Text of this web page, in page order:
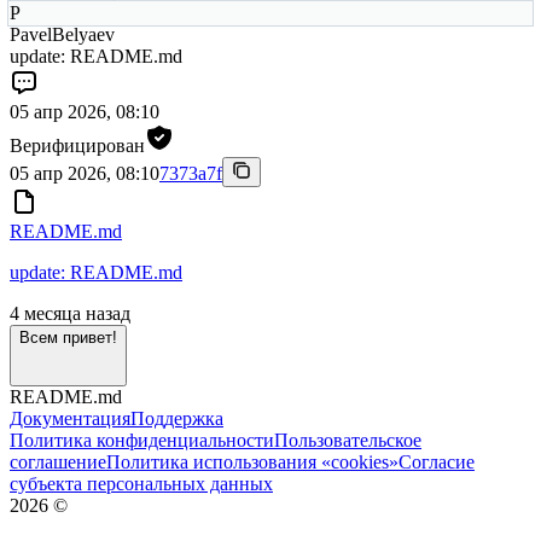
P
PavelBelyaev
update: README.md
05 апр 2026, 08:10
Верифицирован
05 апр 2026, 08:107373a7f
README.md
update: README.md
4 месяца назад
Всем привет!
README.md
ДокументацияПоддержка
Политика конфиденциальностиПользовательское
соглашениеПолитика использования «cookies»Согласие
субъекта персональных данных
2026 ©